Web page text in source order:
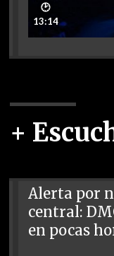
🕑
13:14
+
Alerta por
central:
en pocas